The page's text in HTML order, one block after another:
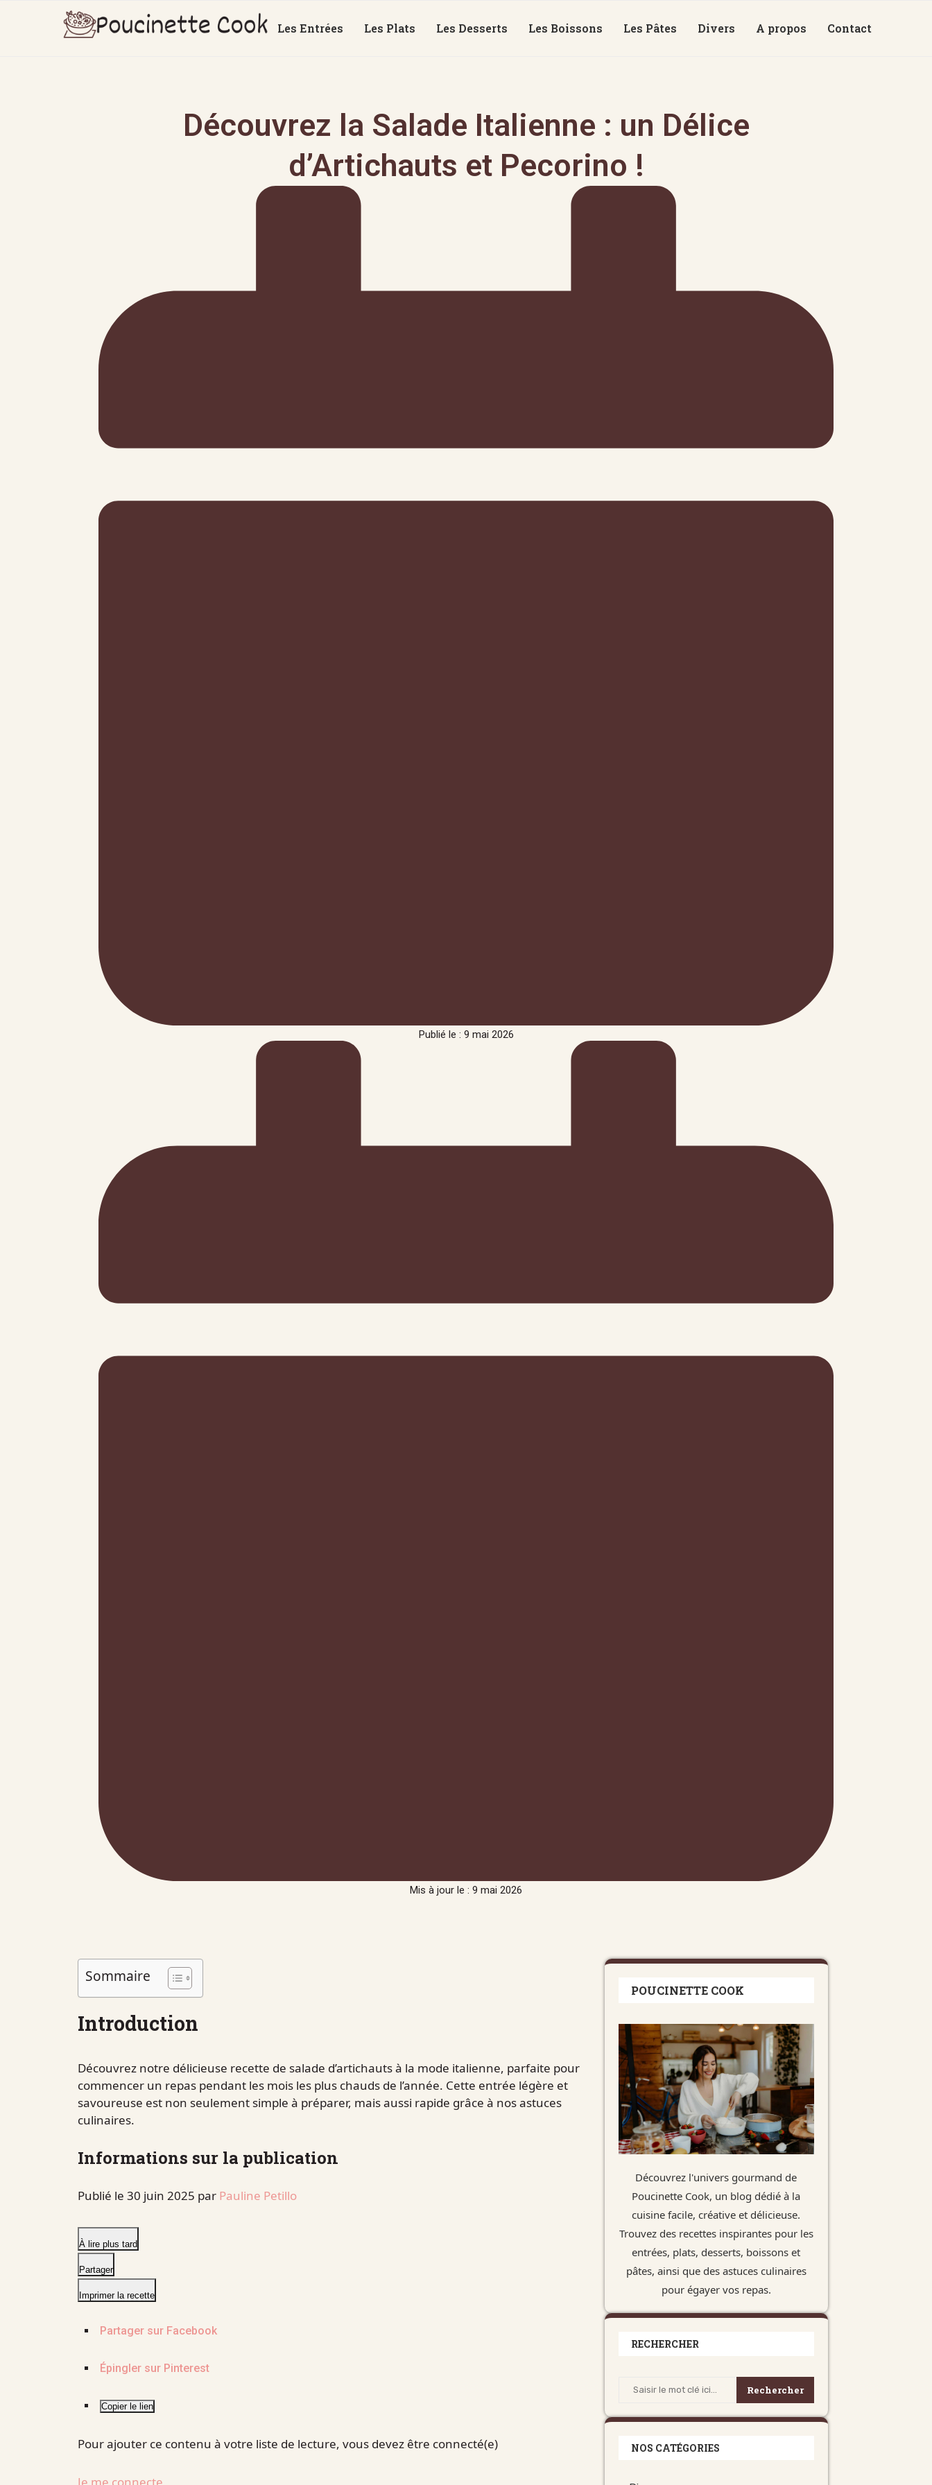
Les Entrées Les Plats Les Desserts Les Boissons Les Pâtes Divers A propos Contact
Découvrez la Salade Italienne : un Délice
d’Artichauts et Pecorino !
Publié le : 9 mai 2026
Mis à jour le : 9 mai 2026
Sommaire
Introduction
Découvrez notre délicieuse recette de salade d’artichauts à la mode italienne, parfaite pour
commencer un repas pendant les mois les plus chauds de l’année. Cette entrée légère et
savoureuse est non seulement simple à préparer, mais aussi rapide grâce à nos astuces
culinaires.
Informations sur la publication
Publié le 30 juin 2025 par Pauline Petillo
À lire plus tard
Partager
Imprimer la recette
Partager sur Facebook
Épingler sur Pinterest
Copier le lien
Pour ajouter ce contenu à votre liste de lecture, vous devez être connecté(e)
Je me connecte
POUCINETTE COOK
Découvrez l'univers gourmand de
Poucinette Cook, un blog dédié à la
cuisine facile, créative et délicieuse.
Trouvez des recettes inspirantes pour les
entrées, plats, desserts, boissons et
pâtes, ainsi que des astuces culinaires
pour égayer vos repas.
RECHERCHER
Rechercher
NOS CATÉGORIES